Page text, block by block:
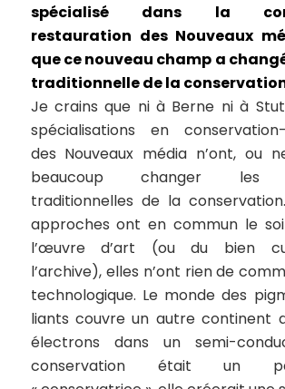
spécialisé dans la
restauration des Nouveaux
que ce nouveau champ a
traditionnelle de la
Je crains que ni à Berne ni à
spécialisations en
des Nouveaux média n’ont, ou
beaucoup changer les
traditionnelles de la
approches ont en commun le
l’œuvre d’art (ou du bien
l’archive), elles n’ont rien de
technologique. Le monde des
liants couvre un autre continent
électrons dans un semi-
conservation était un